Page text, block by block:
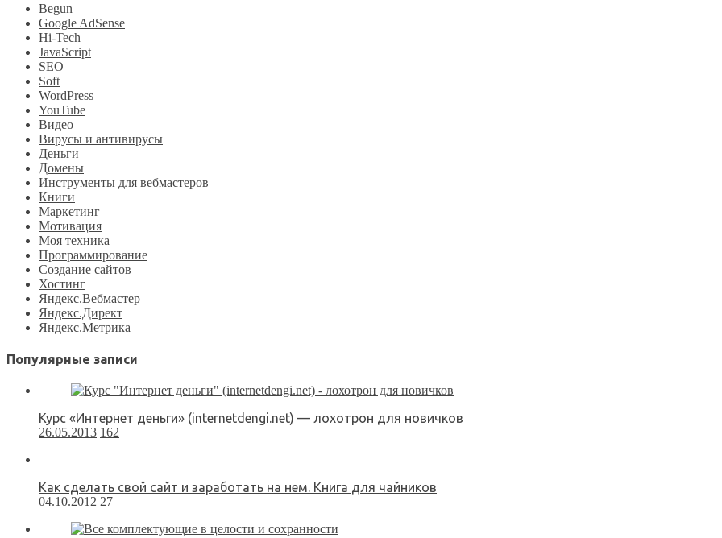
Begun
Google AdSense
Hi-Tech
JavaScript
SEO
Soft
WordPress
YouTube
Видео
Вирусы и антивирусы
Деньги
Домены
Инструменты для вебмастеров
Книги
Маркетинг
Мотивация
Моя техника
Программирование
Создание сайтов
Хостинг
Яндекс.Вебмастер
Яндекс.Директ
Яндекс.Метрика
Популярные записи
Курс «Интернет деньги» (internetdengi.net) — лохотрон для новичков
26.05.2013 162
Как сделать свой сайт и заработать на нем. Книга для чайников
04.10.2012 27